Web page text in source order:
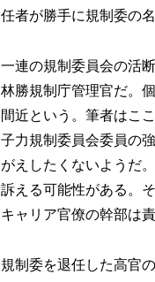
任者が勝手に規制委の
一連の規制委員会の活
林勝規制庁管理官だ。
間近という。筆者はこ
子力規制委員会委員の
がえしたくないようだ
訴える可能性がある。
キャリア官僚の幹部は
規制委を退任した高官